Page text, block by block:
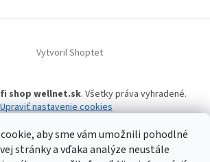
aby sme vám umožnili pohodlné
stránky a vďaka analýze neustále
Vytvoril Shoptet
shop wellnet.sk. Všetky práva vyhradené.
Upraviť nastavenie cookies
spoločnosť WELLNET, s.r.o.,IČO: 36484610,